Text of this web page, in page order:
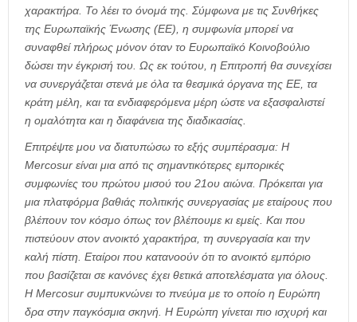
χαρακτήρα. Το λέει το όνομά της. Σύμφωνα με τις Συνθήκες
της Ευρωπαϊκής Ένωσης (ΕΕ), η συμφωνία μπορεί να
συναφθεί πλήρως μόνον όταν το Ευρωπαϊκό Κοινοβούλιο
δώσει την έγκρισή του. Ως εκ τούτου, η Επιτροπή θα συνεχίσει
να συνεργάζεται στενά με όλα τα θεσμικά όργανα της ΕΕ, τα
κράτη μέλη, και τα ενδιαφερόμενα μέρη ώστε να εξασφαλιστεί
η ομαλότητα και η διαφάνεια της διαδικασίας.
Επιτρέψτε μου να διατυπώσω το εξής συμπέρασμα: Η
Mercosur είναι μια από τις σημαντικότερες εμπορικές
συμφωνίες του πρώτου μισού του 21ου αιώνα. Πρόκειται για
μια πλατφόρμα βαθιάς πολιτικής συνεργασίας με εταίρους που
βλέπουν τον κόσμο όπως τον βλέπουμε κι εμείς. Και που
πιστεύουν στον ανοικτό χαρακτήρα, τη συνεργασία και την
καλή πίστη. Εταίροι που κατανοούν ότι το ανοικτό εμπόριο
που βασίζεται σε κανόνες έχει θετικά αποτελέσματα για όλους.
Η Mercosur συμπυκνώνει το πνεύμα με το οποίο η Ευρώπη
δρα στην παγκόσμια σκηνή. Η Ευρώπη γίνεται πιο ισχυρή και